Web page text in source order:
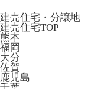
建売住宅・分譲地
建売住宅TOP
熊本
福岡
大分
佐賀
鹿児島